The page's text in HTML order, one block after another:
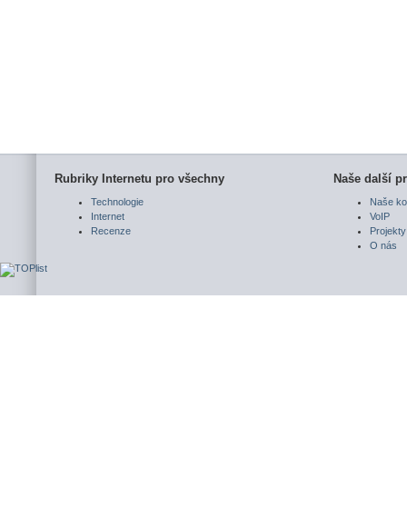
Rubriky Internetu pro všechny
Technologie
Internet
Recenze
Naše další
Naše
VoIP
Projekty
O nás